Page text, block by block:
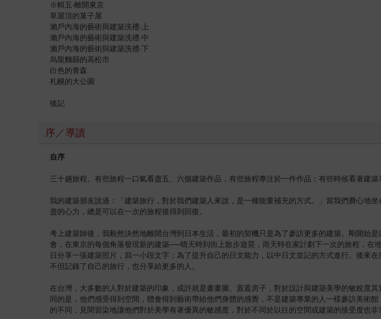
※輯五‧離開東京
草屋頂的菓子屋
瀨戶內海的藝術與建築洗禮‧上
瀨戶內海的藝術與建築洗禮‧中
瀨戶內海的藝術與建築洗禮‧下
烏龍麵縣的高松市
白色的青森
札幌的大公園
後記
序／導讀
自序
三十趟旅程。有些旅程一口氣看盡五、六個建築作品，有些旅程專注於一件作品；有些時候看著建
我的建築朋友說過：「建築旅行，對於我們建築人來說，是一種能量補充的方式。」當我們費心
盡的心力，總是可以在一次的旅程後得到回復。
考上建築師後，我毅然決然地離開台灣到日本生活，最初的契機只是為了參訪更多的建築。剛開始
會，在東京的每個角落發現新的建築──晴天時到街上散步遊晃，雨天時在家計劃下一次的旅程，在
日分享一張建築照片，寫一小段文字；為了提升自己的日文能力，以中日文並記的方式進行。後來
不但記錄了自己的旅行，也分享給更多的人。
在台灣，大多數的人對於建築的印象，或許就是畫畫圖、蓋蓋房子，對於設計與建築美學的敏銳度
同的是，他們感受得到空間，體會得到藝術帶給他們身體的感覺，不是建築專業的人一樣參訪美術
的不同，見聞習染地讓他們對於美學有著優異的敏感度，對於不同於以往的空間或建築的接受度也非